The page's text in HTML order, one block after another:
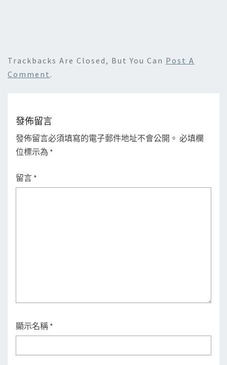
Trackbacks Are Closed, But You Can Post A
Comment .
發佈留言
發佈留言必須填寫的電子郵件地址不會公開。 必填欄
位標示為 *
留言 *
顯示名稱 *